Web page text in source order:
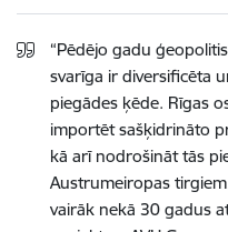
“Pēdējo gadu
svarīga ir diversificēta
piegādes ķēde. Rīgas
importēt sašķidrināto
kā arī nodrošināt tās
Austrumeiropas
vairāk nekā 30 gadus